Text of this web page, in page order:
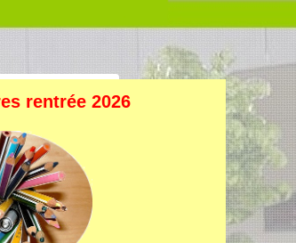
rentrée 2026